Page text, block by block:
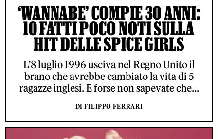
‘WANNABE’ COMPIE 30 ANNI:
10 FATTI POCO NOTI SULLA
HIT DELLE SPICE GIRLS
L'8 luglio 1996 usciva nel Regno Unito il
brano che avrebbe cambiato la vita di 5
ragazze inglesi. E forse non sapevate che...
DI FILIPPO FERRARI